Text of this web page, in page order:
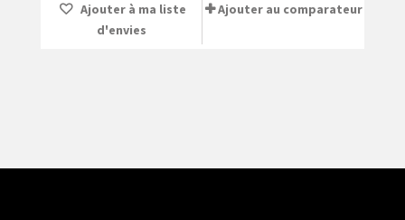
Ajouter à ma liste
d'envies
Ajouter au comparateur